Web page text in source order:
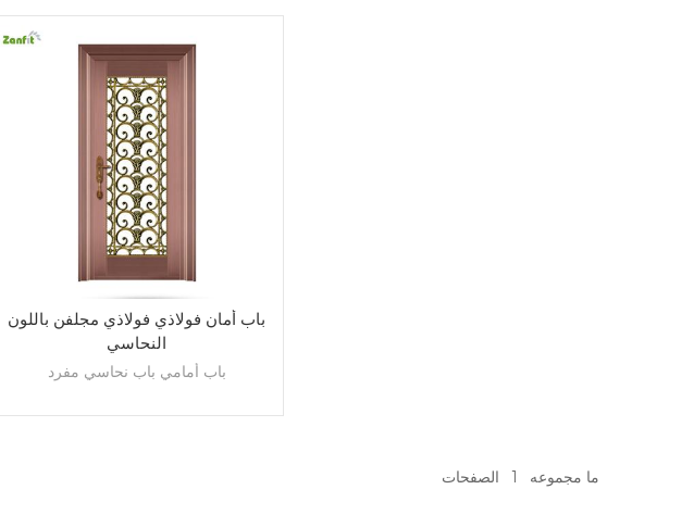
باب أمان فولاذي فولاذي مجلفن باللون
النحاسي
باب أمامي باب نحاسي مفرد
ما مجموعه 1 الصفحات